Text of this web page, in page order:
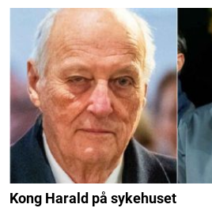
Kong Harald på sykehuset